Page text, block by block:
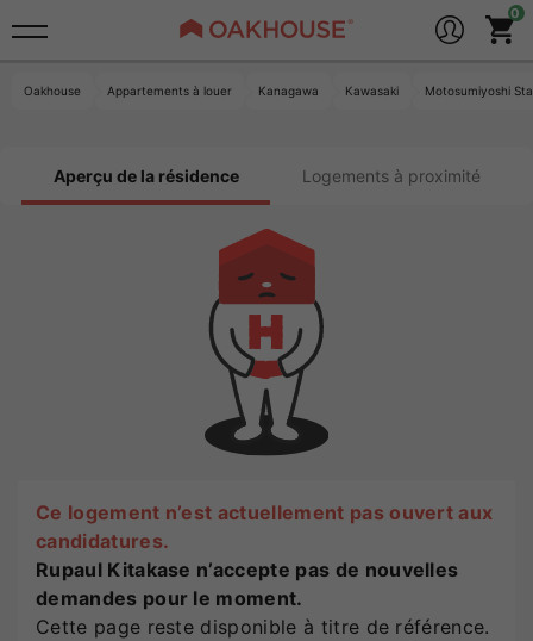
Oakhouse Appartements à louer Kanagawa Kawasaki Motosumiyoshi
Aperçu de la résidence Logements à proximité
Ce logement n’est actuellement pas ouvert aux
candidatures.
Rupaul Kitakase n’accepte pas de nouvelles
demandes pour le moment.
Cette page reste disponible à titre de référence.